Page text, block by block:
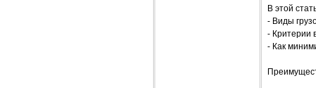
В этой
- Виды
- Критерии
- Как